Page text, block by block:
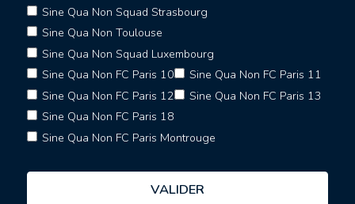
Sine Qua Non Squad Strasbourg
Sine Qua Non Toulouse
Sine Qua Non Squad Luxembourg
Sine Qua Non FC Paris 10
Sine Qua Non FC Paris 11
Sine Qua Non FC Paris 12
Sine Qua Non FC Paris 13
Sine Qua Non FC Paris 18
Sine Qua Non FC Paris Montrouge